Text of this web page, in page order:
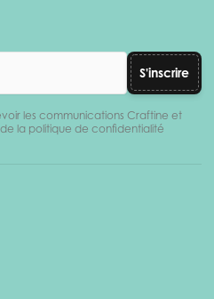
S'inscrire
les communications Craftine et
la politique de confidentialité